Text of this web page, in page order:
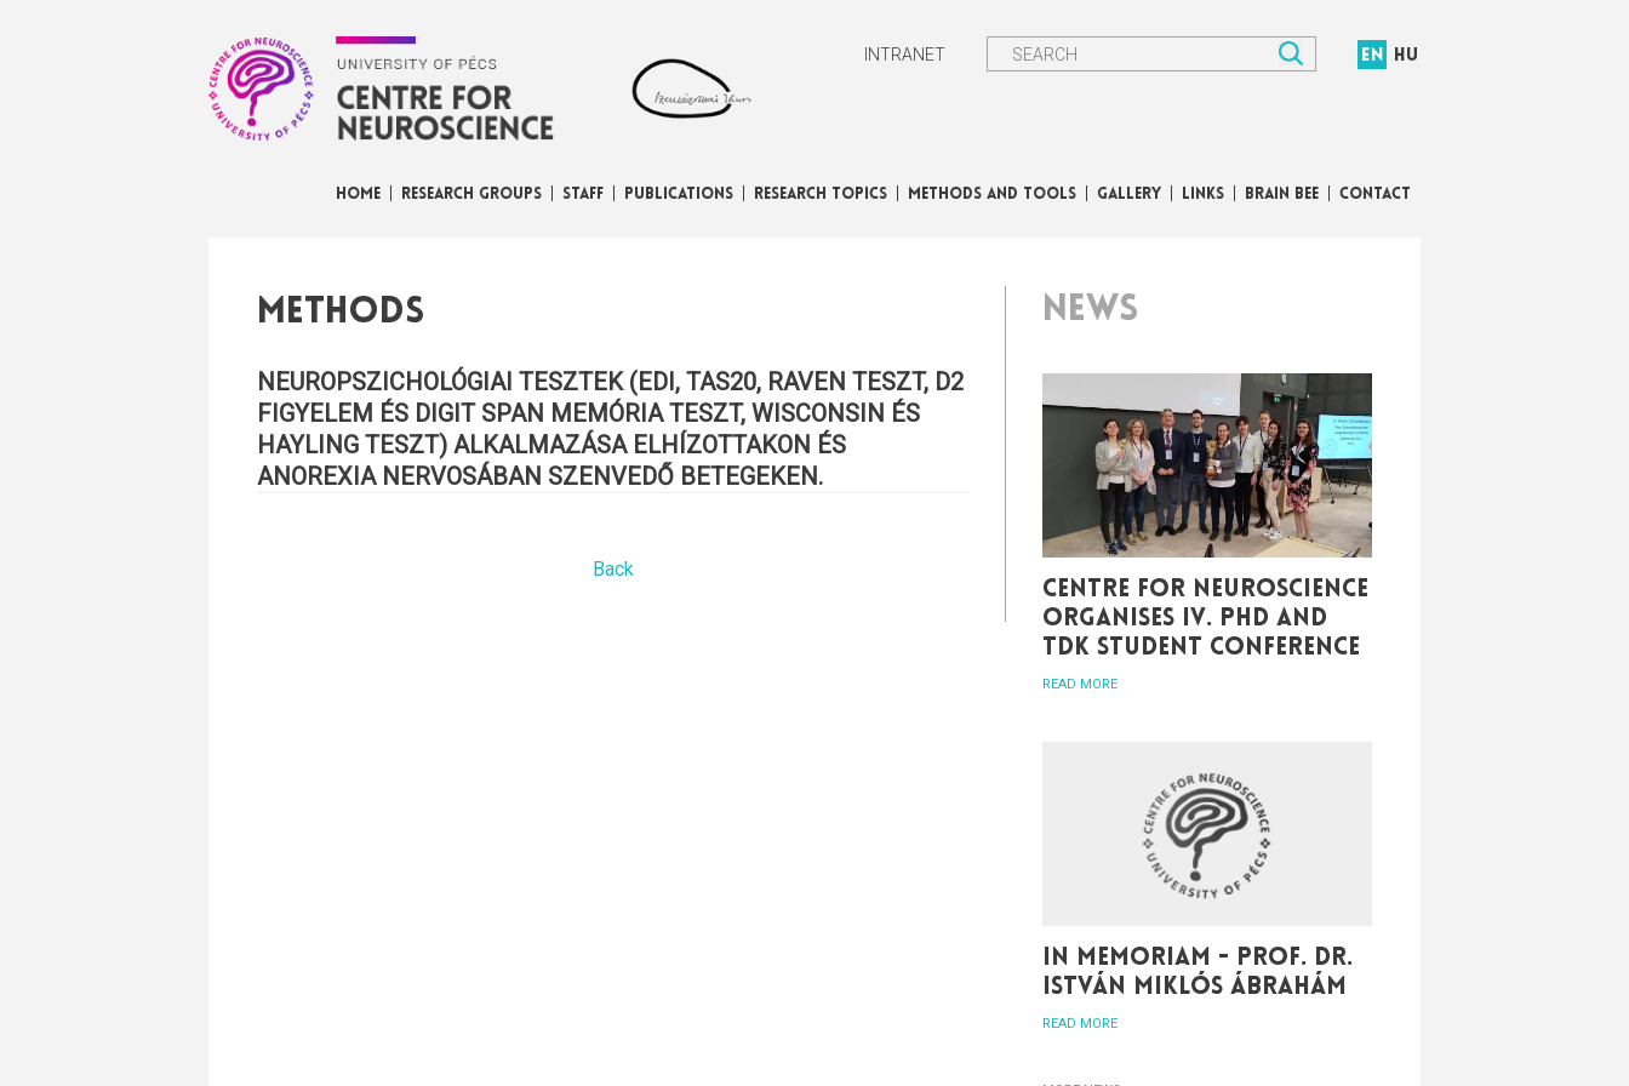
INTRANET EN HU
HOME RESEARCH GROUPS STAFF PUBLICATIONS RESEARCH TOPICS METHODS AND TOOLS GALLERY LINKS BRAIN BEE CONTACT
Methods
NEUROPSZICHOLÓGIAI TESZTEK (EDI, TAS20, RAVEN TESZT, D2
FIGYELEM ÉS DIGIT SPAN MEMÓRIA TESZT, WISCONSIN ÉS
HAYLING TESZT) ALKALMAZÁSA ELHÍZOTTAKON ÉS
ANOREXIA NERVOSÁBAN SZENVEDŐ BETEGEKEN.
Back
NEWS
Centre for Neuroscience
organises IV. PhD and
TDK student conference
READ MORE
In memoriam - Prof. Dr.
István Miklós Ábrahám
READ MORE